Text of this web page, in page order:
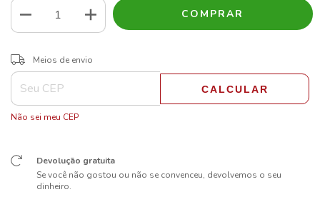
Entregas para o CEP:
Meios de envio
CALCULAR
Não sei meu CEP
Devolução gratuita
Se você não gostou ou não se convenceu, devolvemos o seu
dinheiro.